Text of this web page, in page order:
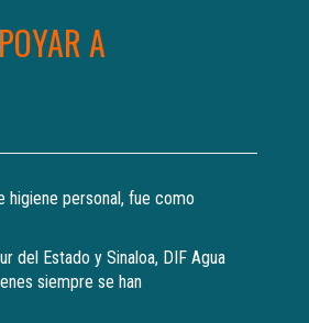
A
higiene personal, fue como
del Estado y Sinaloa, DIF Agua
siempre se han